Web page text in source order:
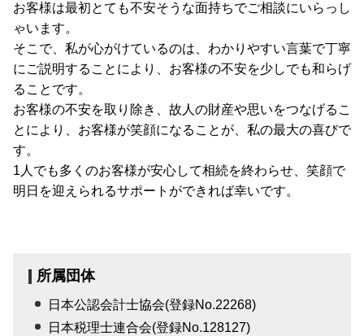
お客様は最初とても不安そうな面持ちでご相談にいらっし
ゃいます。
そこで、私が心がけているのは、わかりやすい言葉で丁寧
にご説明することにより、お客様の不安を少しでも和らげ
ることです。
お客様の不安を取り除き、故人の財産や思いをつなげるこ
とにより、お客様が笑顔になることが、私の最大の喜びで
す。
1人でも多くのお客様が安心して相続を終わらせ、笑顔で
明日を迎えられるサポートができれば幸いです。
所属団体
日本公認会計士協会(登録No.22268)
日本税理士連合会(登録No.128127)